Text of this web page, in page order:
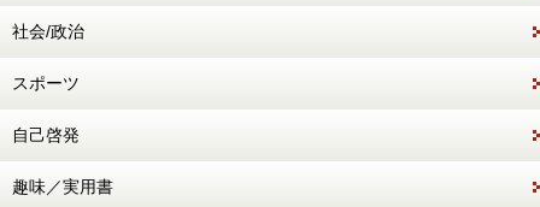
社会/政治
スポーツ
自己啓発
趣味／実用書